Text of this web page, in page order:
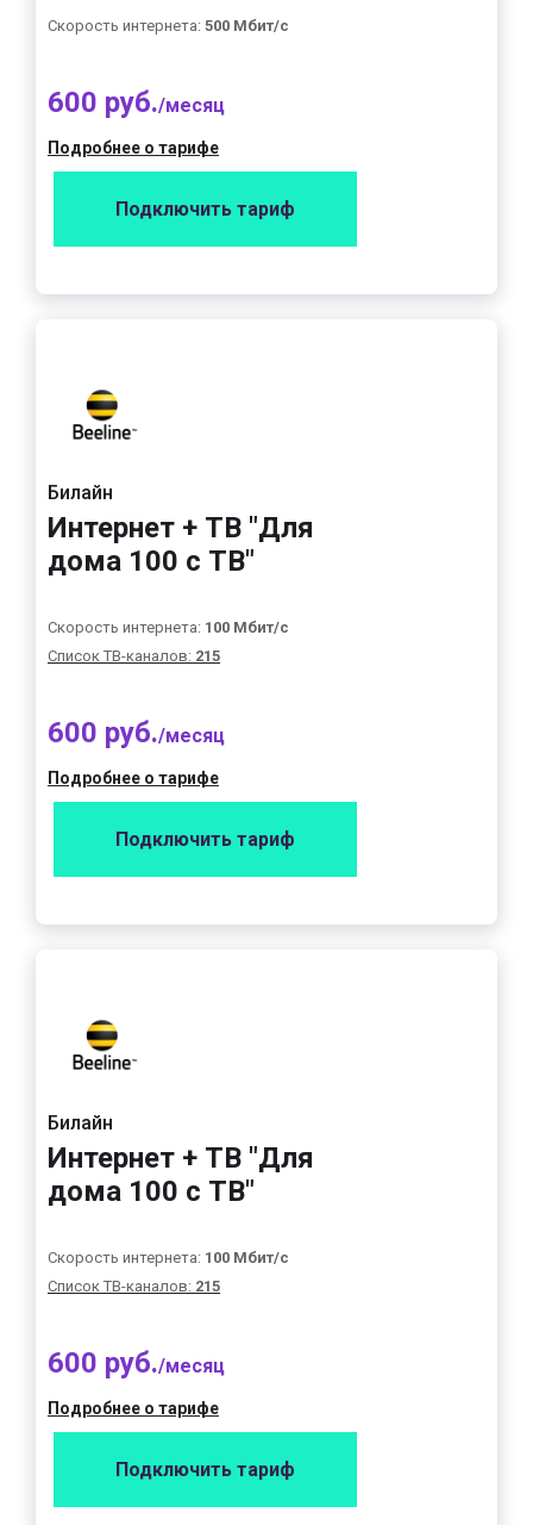
Скорость интернета: 500 Мбит/с
600 руб./месяц
Подробнее о тарифе
Подключить тариф
Билайн
Интернет + ТВ "Для
дома 100 с ТВ"
Скорость интернета: 100 Мбит/с
Список ТВ-каналов: 215
600 руб./месяц
Подробнее о тарифе
Подключить тариф
Билайн
Интернет + ТВ "Для
дома 100 с ТВ"
Скорость интернета: 100 Мбит/с
Список ТВ-каналов: 215
600 руб./месяц
Подробнее о тарифе
Подключить тариф